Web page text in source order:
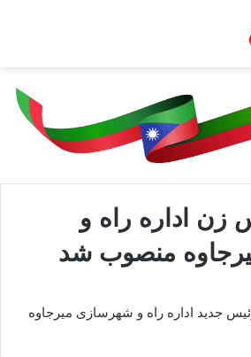
زن اداره راه و
منصوب شد
جدید اداره راه و شهرسازی میرجاوه